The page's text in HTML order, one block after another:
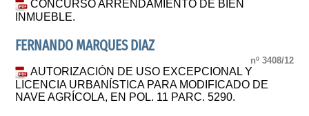
CONCURSO ARRENDAMIENTO DE BIEN
INMUEBLE.
FERNANDO MARQUES DIAZ
nº 3408/12
AUTORIZACIÓN DE USO EXCEPCIONAL Y
LICENCIA URBANÍSTICA PARA MODIFICADO DE
NAVE AGRÍCOLA, EN POL. 11 PARC. 5290.